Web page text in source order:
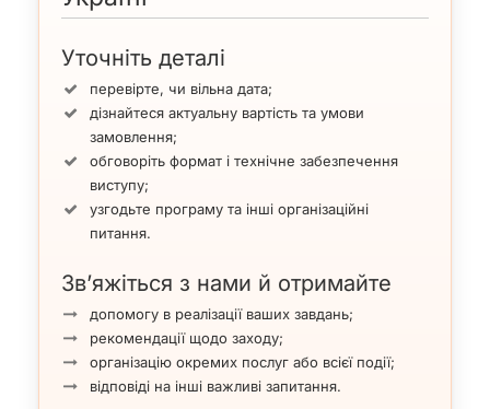
Уточніть деталі
перевірте, чи вільна дата;
дізнайтеся актуальну вартість та умови
замовлення;
обговоріть формат і технічне забезпечення
виступу;
узгодьте програму та інші організаційні
питання.
Зв’яжіться з нами й отримайте
допомогу в реалізації ваших завдань;
рекомендації щодо заходу;
організацію окремих послуг або всієї події;
відповіді на інші важливі запитання.